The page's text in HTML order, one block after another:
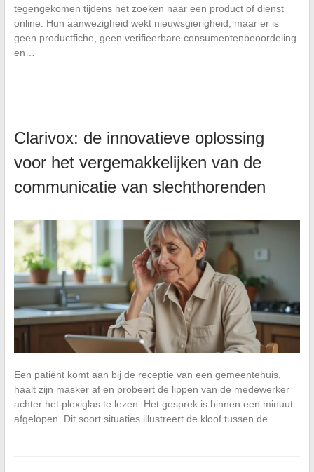
tegengekomen tijdens het zoeken naar een product of dienst
online. Hun aanwezigheid wekt nieuwsgierigheid, maar er is
geen productfiche, geen verifieerbare consumentenbeoordeling
en…
Clarivox: de innovatieve oplossing
voor het vergemakkelijken van de
communicatie van slechthorenden
Een patiënt komt aan bij de receptie van een gemeentehuis,
haalt zijn masker af en probeert de lippen van de medewerker
achter het plexiglas te lezen. Het gesprek is binnen een minuut
afgelopen. Dit soort situaties illustreert de kloof tussen de…